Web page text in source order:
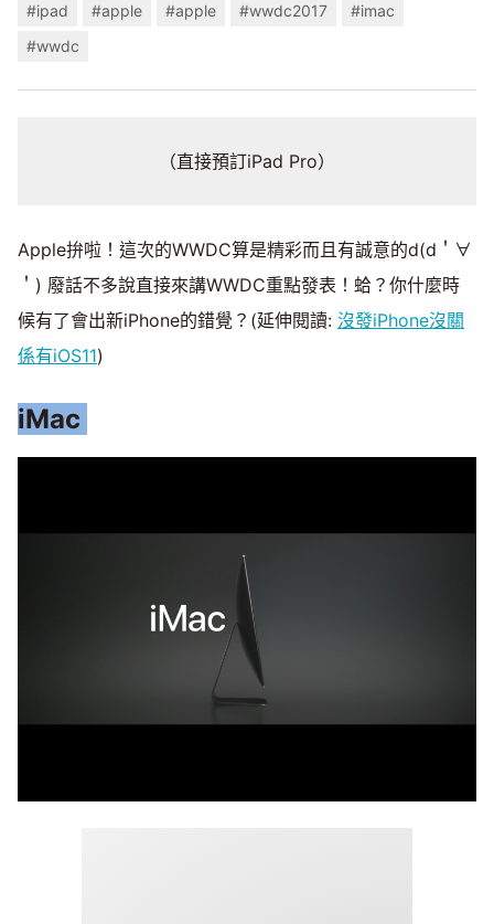
#ipad #apple #apple #wwdc2017
#imac
#wwdc
（直接預訂iPad Pro）
Apple拚啦！這次的WWDC算是精彩而且有誠意的d(d＇∀
＇) 廢話不多說直接來講WWDC重點發表！蛤？你什麼時
候有了會出新iPhone的錯覺？(延伸閱讀: 沒發iPhone沒關
係有iOS11)
iMac